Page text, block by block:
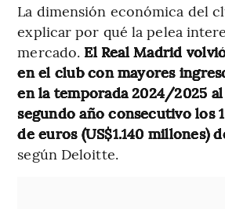
La dimensión económica del
explicar por qué la pelea
mercado. El Real Madrid
en el club con mayores
en la temporada 2024/2025
segundo año consecutivo los
de euros (US$1.140 millones)
según Deloitte.